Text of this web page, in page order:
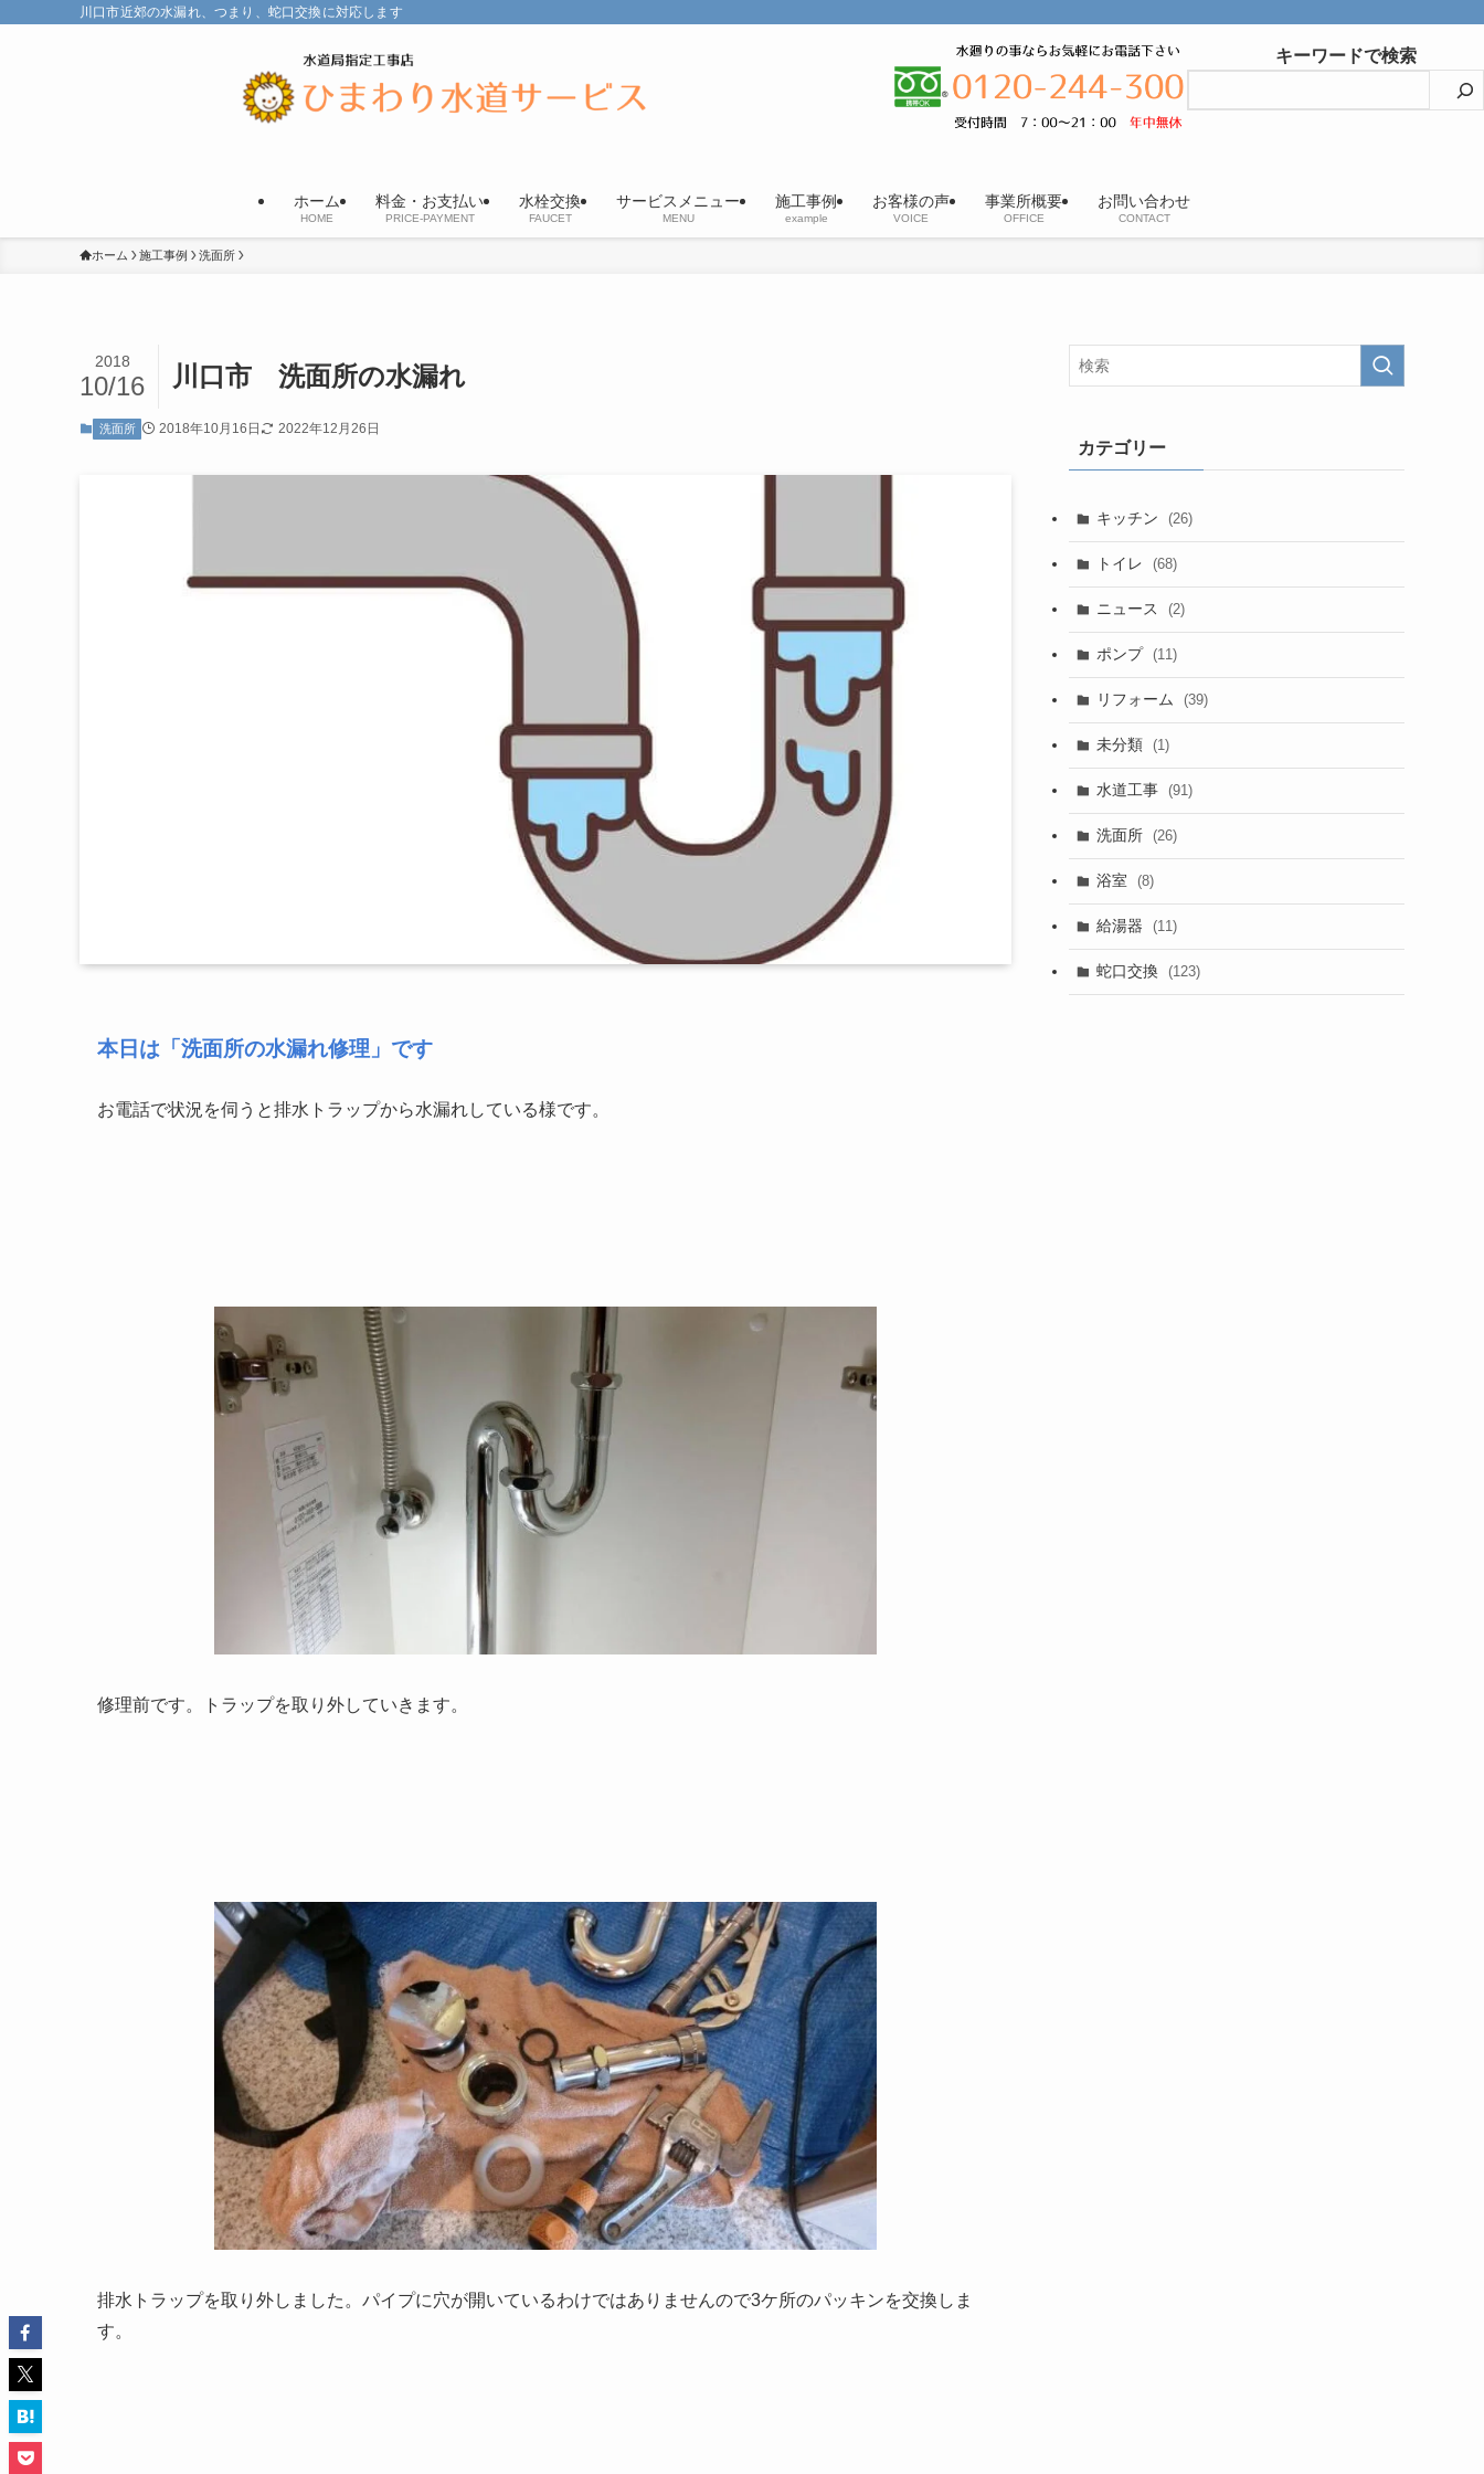
川口市近郊の水漏れ、つまり、蛇口交換に対応します
ホーム
HOME
料金・お支払い
PRICE-PAYMENT
水栓交換
FAUCET
サービスメニュー
MENU
施工事例
example
お客様の声
VOICE
事業所概要
OFFICE
お問い合わせ
CONTACT
キーワードで検索
ホーム 施工事例 洗面所
川口市 洗面所の水漏れ
2018
10/16
洗面所 2018年10月16日 2022年12月26日
本日は「洗面所の水漏れ修理」です
お電話で状況を伺うと排水トラップから水漏れしている様です。
修理前です。トラップを取り外していきます。
排水トラップを取り外しました。パイプに穴が開いているわけではありませんので3ケ所のパッキンを交換しま
す。
カテゴリー
キッチン (26)
トイレ (68)
ニュース (2)
ポンプ (11)
リフォーム (39)
未分類 (1)
水道工事 (91)
洗面所 (26)
浴室 (8)
給湯器 (11)
蛇口交換 (123)